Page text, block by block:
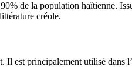
de la population haïtienne.
créole.
est principalement utilisé dans